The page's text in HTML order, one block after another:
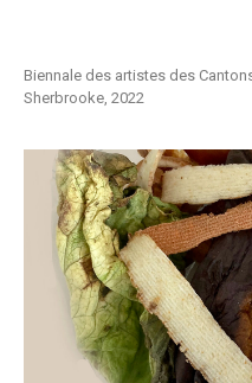
Biennale des artistes des
Sherbrooke, 2022